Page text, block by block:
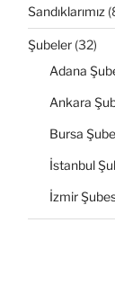
Sandıklarımız
Şubeler(32)
Adana
Ankara
Bursa
İstanbul
İzmir